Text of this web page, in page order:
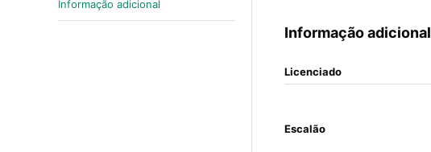
Informação adicional
Informação adicional
Licenciado
Escalão